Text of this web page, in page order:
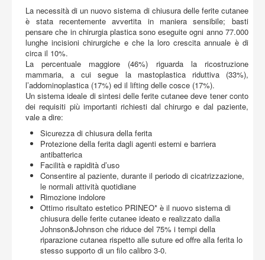
Password smarrita
Acquista
La necessità di un nuovo sistema di chiusura delle ferite cutanee
è stata recentemente avvertita in maniera sensibile; basti
pensare che in chirurgia plastica sono eseguite ogni anno 77.000
lunghe incisioni chirurgiche e che la loro crescita annuale è di
circa il 10%.
La percentuale maggiore (46%) riguarda la ricostruzione
mammaria, a cui segue la mastoplastica riduttiva (33%),
l’addominoplastica (17%) ed il lifting delle cosce (17%).
Un sistema ideale di sintesi delle ferite cutanee deve tener conto
dei requisiti più importanti richiesti dal chirurgo e dal paziente,
vale a dire:
Sicurezza di chiusura della ferita
Protezione della ferita dagli agenti esterni e barriera
antibatterica
Facilità e rapidità d’uso
Consentire al paziente, durante il periodo di cicatrizzazione,
le normali attività quotidiane
Rimozione indolore
Ottimo risultato estetico PRINEO* è il nuovo sistema di
chiusura delle ferite cutanee ideato e realizzato dalla
Johnson&Johnson che riduce del 75% i tempi della
riparazione cutanea rispetto alle suture ed offre alla ferita lo
stesso supporto di un filo calibro 3-0.